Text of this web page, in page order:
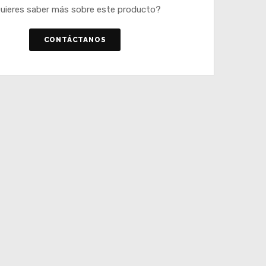
saber más sobre este producto?
CONTÁCTANOS